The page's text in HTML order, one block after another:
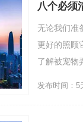
八个必须
无论我们准
更好的照顾
了解被宠物
发布时间：5